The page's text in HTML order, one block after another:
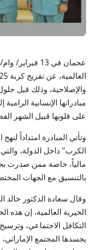
عجمان في 13
والإصلاحية، وذلك قبل
مبادراتها الإنسانية
على قلوبها قبيل الشهر
وتأتي المبادرة امتداداً
الكرب" داخل الدولة،
مالياً، خاصة ممن صدرت
بالتنسيق مع الجهات
وقال سعادة الدكتور خالد
الخيرية العالمية، إن هذه
التكافل الاجتماعي،
يجسدها المجتمع